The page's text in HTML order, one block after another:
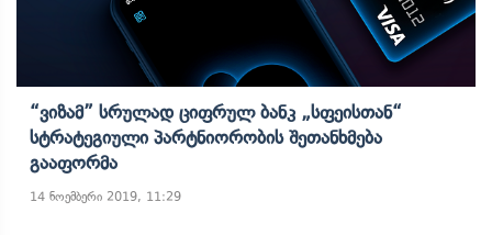
“ვიზამ” Სრულად Ციფრულ Ბანკ „სფეისთან“
Სტრატეგიული Პარტნიორობის Შეთანხმება
Გააფორმა
14 ნოემბერი 2019, 11:29